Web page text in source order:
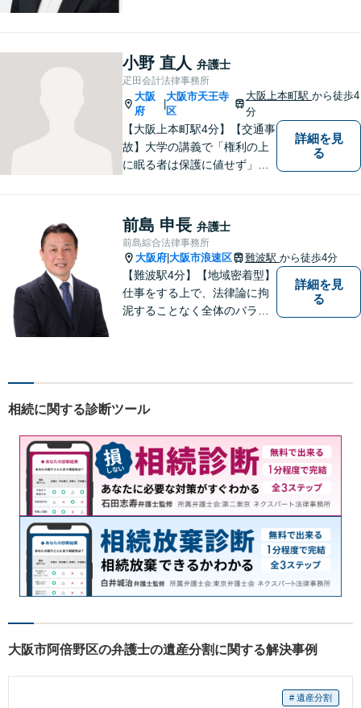
ください。
小野 直人 弁護士
疋田会計法律事務所
大阪
府
大阪市天王寺
区
大阪上本町駅から徒歩4
分
【大阪上本町駅4分】【交通事
故】大学の講義で「権利の上
に眠る者は保護に値せず」と
使できずにいる方々の力にな
りたいと弁護士を志しまし
た。 これまで多様なご相談に
向き合ってきた経験を活か
し、丁寧かつ柔軟な対応を心
がけています。
詳細を見
る
前島 申長 弁護士
前島綜合法律事務所
大阪府 大阪市浪速区 難波駅 から徒歩4分
【難波駅4分】【地域密着型】
仕事をする上で、法律論に拘
泥することなく全体のバラン
クライアントの話を丁寧に聞
適な解決策を提示します。
詳細を見
る
相続に関する診断ツール
大阪市阿倍野区の弁護士の遺産分割に関する解決事例
# 遺産分割